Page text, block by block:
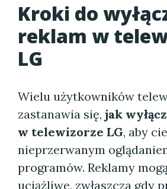
Kroki do
reklam w
LG
Wielu użytkowników
zastanawia się, jak
w telewizorze LG, aby
nieprzerwanym
programów. Reklamy
uciążliwe, zwłaszcza gdy